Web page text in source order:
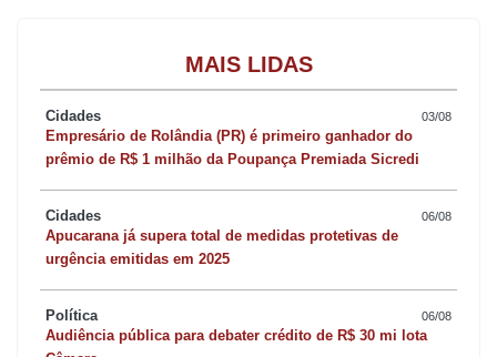
MAIS LIDAS
Cidades 03/08
Empresário de Rolândia (PR) é primeiro ganhador do
prêmio de R$ 1 milhão da Poupança Premiada Sicredi
Cidades 06/08
Apucarana já supera total de medidas protetivas de
urgência emitidas em 2025
Política 06/08
Audiência pública para debater crédito de R$ 30 mi lota